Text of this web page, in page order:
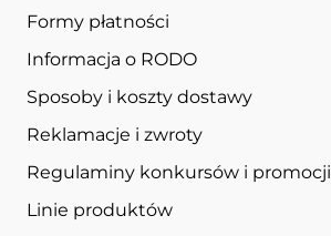
Formy płatności
Informacja o RODO
Sposoby i koszty dostawy
Reklamacje i zwroty
Regulaminy konkursów i promocji
Linie produktów